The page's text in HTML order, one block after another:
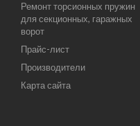
Ремонт торсионных пружин
для секционных, гаражных
ворот
Прайс-лист
Производители
Карта сайта